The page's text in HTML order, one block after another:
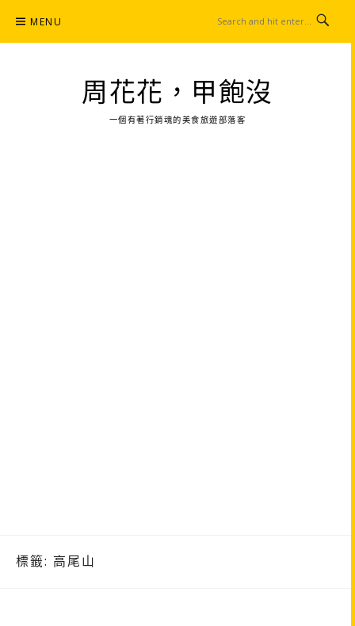
content
MENU
周花花，甲飽沒
一個有著行銷魂的美食旅遊部落客
標籤: 高尾山